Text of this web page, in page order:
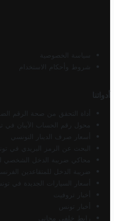
سياسة الخصوصية
شروط وأحكام الاستخدام
أدواتنا
أداة التحقق من صحة الرقم
محول رقم الحساب الآيبان في
أسعار صرف الدينار التونسي
البحث عن الرمز البريدي في
محاكي ضريبة الدخل الشخصي
ضريبة الدخل للمتقاعدين
أسعار السيارات الجديدة في
أخبار تروفيت
أخبار تونس
رابط خلفي مجاني